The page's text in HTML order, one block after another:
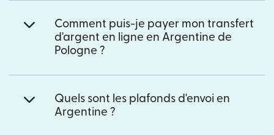
Comment puis-je payer mon transfert
d'argent en ligne en Argentine de
Pologne ?
Quels sont les plafonds d'envoi en
Argentine ?